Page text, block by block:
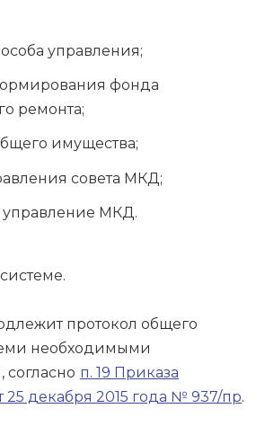
управления;
фонда
ремонта;
имущества;
совета МКД;
управление МКД.
протокол общего
необходимыми
п. 19 Приказа
декабря 2015 года № 937/пр.